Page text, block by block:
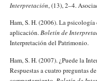
Interpretación, (13), 2–4.
Ham, S. H. (2006). La
aplicación.Boletín de
Interpretación del Patrimonio.
Ham, S. H. (2007). ¿Puede la
Respuestas a cuatro preguntas